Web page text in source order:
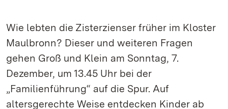
Wie lebten die Zisterzienser früher im Kloster
Maulbronn? Dieser und weiteren Fragen
gehen Groß und Klein am Sonntag, 7.
Dezember, um 13.45 Uhr bei der
„Familienführung“ auf die Spur. Auf
altersgerechte Weise entdecken Kinder ab